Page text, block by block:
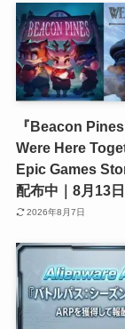
『Beacon
Were Here
Epic Games
配布中｜8月13
2026年8月7日